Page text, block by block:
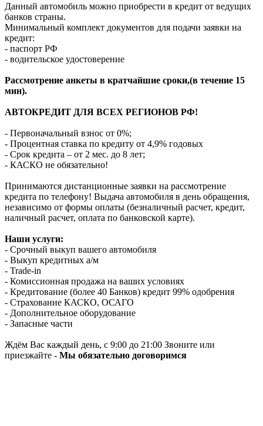
Данный автомобиль можно приобрести в кредит от ведущих
банков страны.
Минимальный комплект документов для подачи заявки на
кредит:
- паспорт РФ
- водительское удостоверение
Рассмотрение анкеты в кратчайшие сроки,(в течение 15
мин).
АВТОКРЕДИТ ДЛЯ ВСЕХ РЕГИОНОВ РФ!
- Первоначальный взнос от 0%;
- Процентная ставка по кредиту от 4,9% годовых
- Срок кредита – от 2 мес. до 8 лет;
- КАСКО не обязательно!
Принимаются дистанционные заявки на рассмотрение
кредита по телефону! Выдача автомобиля в день обращения,
независимо от формы оплаты (безналичный расчет, кредит,
наличный расчет, оплата по банковской карте).
Наши услуги:
- Срочный выкуп вашего автомобиля
- Выкуп кредитных а/м
- Trade-in
- Комиссионная продажа на ваших условиях
- Кредитование (более 40 Банков) кредит 99% одобрения
- Страхование КАСКО, ОСАГО
- Дополнительное оборудование
- Запасные части
Ждём Вас каждый день, с 9:00 до 21:00 Звоните или
приезжайте - Мы обязательно договоримся